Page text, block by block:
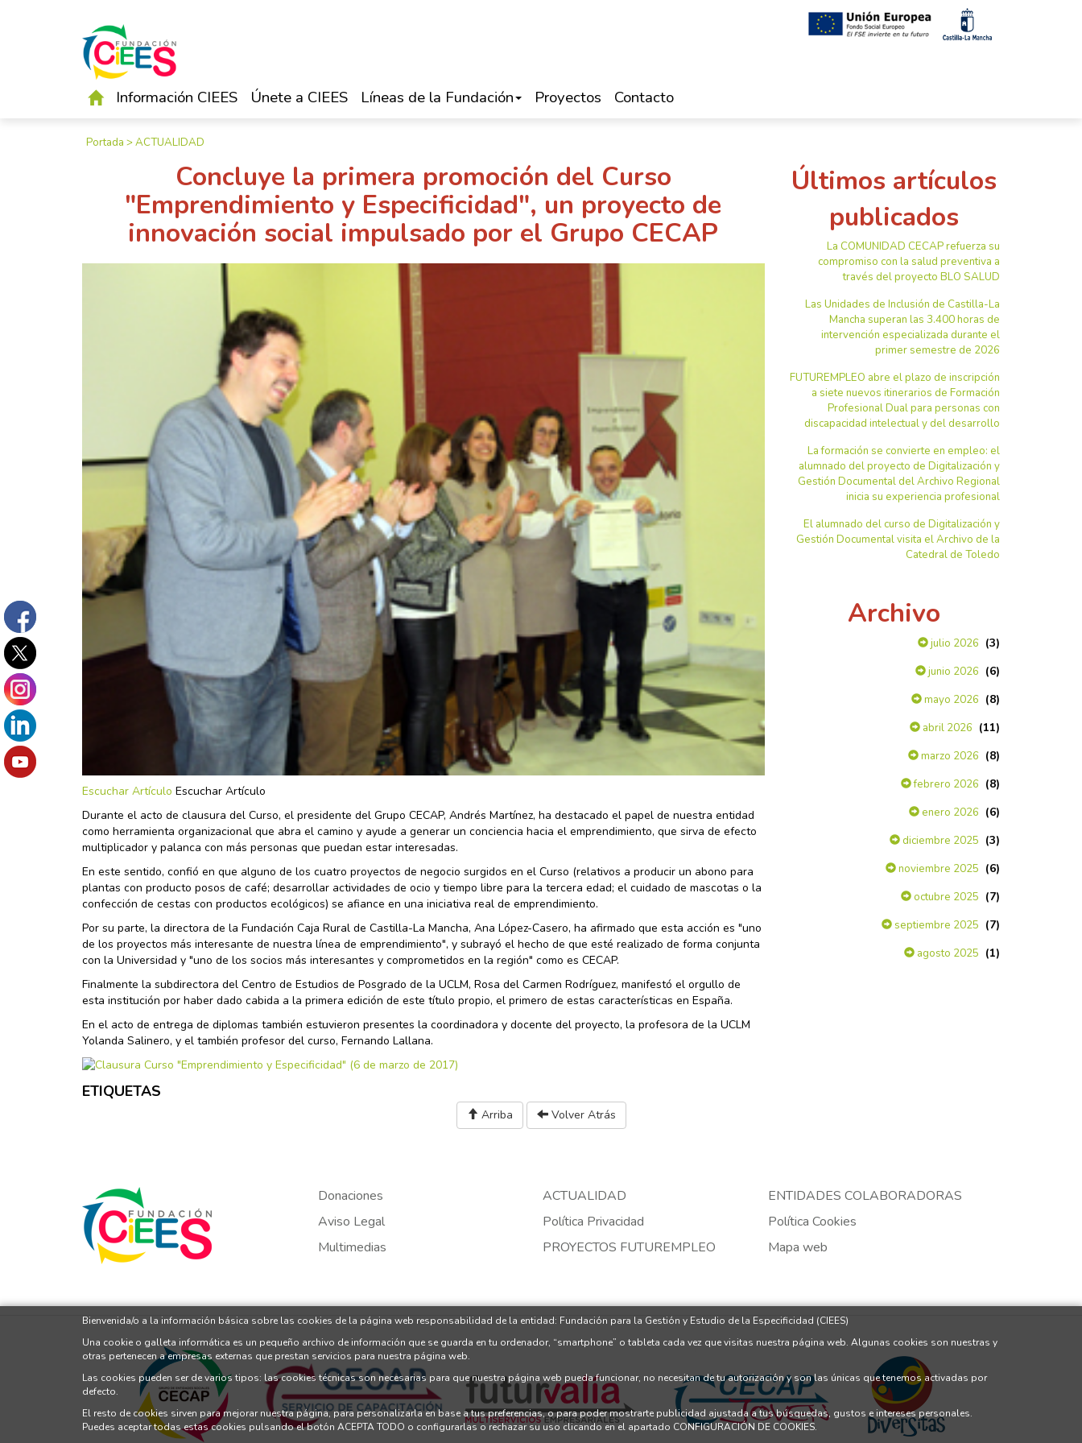
Información CIEES Únete a CIEES Líneas de la Fundación Proyectos Contacto
Portada >ACTUALIDAD
Concluye la primera promoción del Curso
"Emprendimiento y Especificidad", un proyecto de
innovación social impulsado por el Grupo CECAP
Escuchar Artículo Escuchar Artículo
Durante el acto de clausura del Curso, el presidente del Grupo CECAP, Andrés Martínez, ha destacado el papel de nuestra entidad
como herramienta organizacional que abra el camino y ayude a generar un conciencia hacia el emprendimiento, que sirva de efecto
multiplicador y palanca con más personas que puedan estar interesadas.
En este sentido, confió en que alguno de los cuatro proyectos de negocio surgidos en el Curso (relativos a producir un abono para
plantas con producto posos de café; desarrollar actividades de ocio y tiempo libre para la tercera edad; el cuidado de mascotas o la
confección de cestas con productos ecológicos) se afiance en una iniciativa real de emprendimiento.
Por su parte, la directora de la Fundación Caja Rural de Castilla-La Mancha, Ana López-Casero, ha afirmado que esta acción es "uno
de los proyectos más interesante de nuestra línea de emprendimiento", y subrayó el hecho de que esté realizado de forma conjunta
con la Universidad y "uno de los socios más interesantes y comprometidos en la región" como es CECAP.
Finalmente la subdirectora del Centro de Estudios de Posgrado de la UCLM, Rosa del Carmen Rodríguez, manifestó el orgullo de
esta institución por haber dado cabida a la primera edición de este título propio, el primero de estas características en España.
En el acto de entrega de diplomas también estuvieron presentes la coordinadora y docente del proyecto, la profesora de la UCLM
Yolanda Salinero, y el también profesor del curso, Fernando Lallana.
Últimos artículos
publicados
La COMUNIDAD CECAP refuerza su
compromiso con la salud preventiva a
través del proyecto BLO SALUD
Las Unidades de Inclusión de Castilla-La
Mancha superan las 3.400 horas de
intervención especializada durante el
primer semestre de 2026
FUTUREMPLEO abre el plazo de inscripción
a siete nuevos itinerarios de Formación
Profesional Dual para personas con
discapacidad intelectual y del desarrollo
La formación se convierte en empleo: el
alumnado del proyecto de Digitalización y
Gestión Documental del Archivo Regional
inicia su experiencia profesional
El alumnado del curso de Digitalización y
Gestión Documental visita el Archivo de la
Catedral de Toledo
Archivo
julio 2026 (3)
junio 2026 (6)
mayo 2026 (8)
abril 2026 (11)
marzo 2026 (8)
febrero 2026 (8)
enero 2026 (6)
diciembre 2025 (3)
noviembre 2025 (6)
octubre 2025 (7)
septiembre 2025 (7)
agosto 2025 (1)
ETIQUETAS
Arriba Volver Atrás
Donaciones ACTUALIDAD
ENTIDADES COLABORADORAS
Aviso Legal
Política Privacidad
Política Cookies
Multimedias
PROYECTOS FUTUREMPLEO Mapa web
Bienvenida/o a la información básica sobre las cookies de la página web responsabilidad de la entidad: Fundación para la Gestión y Estudio de la Especificidad (CIEES)
Una cookie o galleta informática es un pequeño archivo de información que se guarda en tu ordenador, “smartphone” o tableta cada vez que visitas nuestra página web. Algunas cookies son nuestras y
otras pertenecen a empresas externas que prestan servicios para nuestra página web.
Las cookies pueden ser de varios tipos: las cookies técnicas son necesarias para que nuestra página web pueda funcionar, no necesitan de tu autorización y son las únicas que tenemos activadas por
defecto.
El resto de cookies sirven para mejorar nuestra página, para personalizarla en base a tus preferencias, o para poder mostrarte publicidad ajustada a tus búsquedas, gustos e intereses personales.
Puedes aceptar todas estas cookies pulsando el botón ACEPTA TODO o configurarlas o rechazar su uso clicando en el apartado CONFIGURACIÓN DE COOKIES.